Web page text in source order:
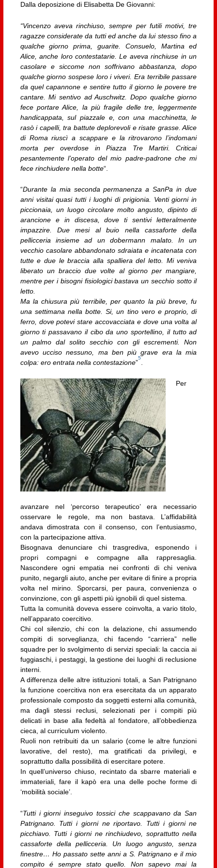
Dalla deposizione di Elisabetta De Giovanni:
“Vincenzo aveva rinchiuso, sempre per futili motivi, tre
ragazze considerate da tutti ed anche da lui stesso fino a
qualche giorno prima, guarite. Consuelo, Martina ed
Alice, anche loro contestatarie. Le aveva rinchiuse in un
casolare e siccome non soffrivano abbastanza, dopo
qualche giorno sospese loro i viveri. Era terribile passare
da quel capannone e sentire tutto il giorno le povere tre
cantare. Mi sentivo ad Auschwitz. Dopo qualche giorno
fece portare Alice, la più fragile delle tre, leggermente
handicappata, sul piazzale e, con una macchinetta, le
rasò i capelli, tra battute deplorevoli e risate grasse. Alice
di Roma riuscì a scappare e la ritrovarono l’indomani
morta per overdose in Piazza Tre Martiri. Criticai
pesantemente l’operato del mio padre-padrone che mi
fece rinchiudere nella botte“.
“Durante la mia seconda permanenza a SanPa in due
anni visitai quasi tutti i luoghi di prigionia. Venti giorni in
piccionaia, un luogo circolare molto angusto, dipinto di
arancione e in discesa, dove ti sentivi letteralmente
impazzire. Due mesi al buio nella cassaforte della
pellicceria insieme ad un dobermann malato. In un
vecchio casolare abbandonato sdraiata e incatenata con
tutte e due le braccia alla spalliera del letto. Mi veniva
liberato un braccio due volte al giorno per mangiare,
mentre per i bisogni fisiologici bastava un secchio sotto il
letto.
Ma la chiusura più terribile, per quanto la più breve, fu
una settimana nella botte. Si, un tino vero e proprio, di
ferro, dove potevi stare accovacciata e dove una volta al
giorno ti passavano il cibo da uno sportellino, il tutto ad
un palmo dal solito secchio con gli escrementi. Non
avevo ucciso nessuno, ma ben più grave era la mia
colpa: ero entrata nella contestazione”
5
Per
avanzare nel ‘percorso terapeutico’ era necessario
osservare le regole, ma non bastava. L’affidabilità
andava dimostrata con il consenso, con l’entusiasmo,
con la partecipazione attiva.
Bisognava denunciare chi trasgrediva, esponendo i
propri compagni e compagne alla rappresaglia.
Nascondere ogni empatia nei confronti di chi veniva
punito, negargli aiuto, anche per evitare di finire a propria
volta nel mirino. Sporcarsi, per paura, convenienza o
convinzione, con gli aspetti più ignobili di quel sistema.
Tutta la comunità doveva essere coinvolta, a vario titolo,
nell’apparato coercitivo.
Chi col silenzio, chi con la delazione, chi assumendo
compiti di sorveglianza, chi facendo “carriera” nelle
squadre per lo svolgimento di servizi speciali: la caccia ai
fuggiaschi, i pestaggi, la gestione dei luoghi di reclusione
interni.
A differenza delle altre istituzioni totali, a San Patrignano
la funzione coercitiva non era esercitata da un apparato
professionale composto da soggetti esterni alla comunità,
ma dagli stessi reclusi, selezionati per i compiti più
delicati in base alla fedeltà al fondatore, all’obbedienza
cieca, al curriculum violento.
Ruoli non retribuiti da un salario (come le altre funzioni
lavorative, del resto), ma gratificati da privilegi, e
soprattutto dalla possibilità di esercitare potere.
In quell’universo chiuso, recintato da sbarre materiali e
immateriali, fare il kapò era una delle poche forme di
‘mobilità sociale’.
“Tutti i giorni inseguivo tossici che scappavano da San
Patrignano. Tutti i giorni ne riportavo. Tutti i giorni ne
picchiavo. Tutti i giorni ne rinchiudevo, soprattutto nella
cassaforte della pellicceria. Un luogo angusto, senza
finestre… Ho passato sette anni a S. Patrignano e il mio
compito é sempre stato quello. Non sapevo mai la